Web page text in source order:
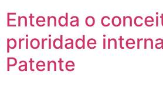
Entenda o
prioridade
Patente